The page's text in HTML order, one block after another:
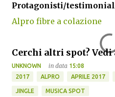
Protagonisti/testimonial
Alpro fibre a colazione
Cerchi altri spot? Vedi
UNKNOWN in data 15:08
2017
ALPRO APRILE 2017
JINGLE MUSICA SPOT